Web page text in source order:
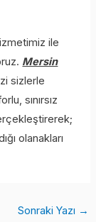
ile
Mersin
sizlerle
sınırsız
olanakları
Sonraki Yazı →